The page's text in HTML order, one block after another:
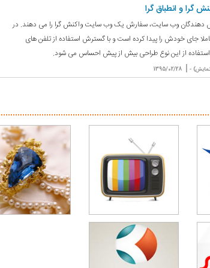
گرا و انطباق گرا
دهندگان وب سایت، سفارش یک وب سایت واکنش گرا را می دهند. در
جای خودش را پیدا کرده است و با گسترش استفاده از تلفن های
استفاده از این نوع طراحی بیش از پیش احساس می شود.
|
1395/02/28